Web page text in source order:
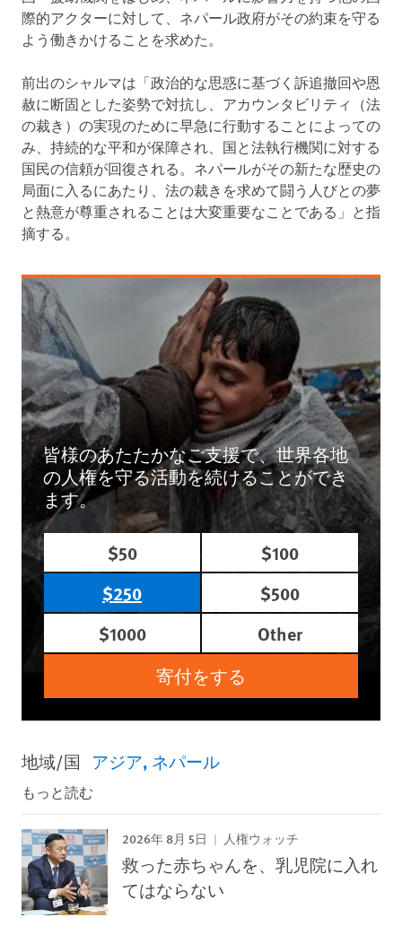
際的アクターに対して、ネパール政府がその約束を守る
よう働きかけることを求めた。
前出のシャルマは「政治的な思惑に基づく訴追撤回や恩
赦に断固とした姿勢で対抗し、アカウンタビリティ（法
の裁き）の実現のために早急に行動することによっての
み、持続的な平和が保障され、国と法執行機関に対する
国民の信頼が回復される。ネパールがその新たな歴史の
局面に入るにあたり、法の裁きを求めて闘う人びとの夢
と熱意が尊重されることは大変重要なことである」と指
摘する。
皆様のあたたかなご支援で、世界各地
の人権を守る活動を続けることができ
ます。
$50
$100
$250
$500
$1000
Other
寄付をする
地域/国 アジア ネパール
もっと読む
2026年 8月 5日 人権ウォッチ
救った赤ちゃんを、乳児院に入れ
てはならない